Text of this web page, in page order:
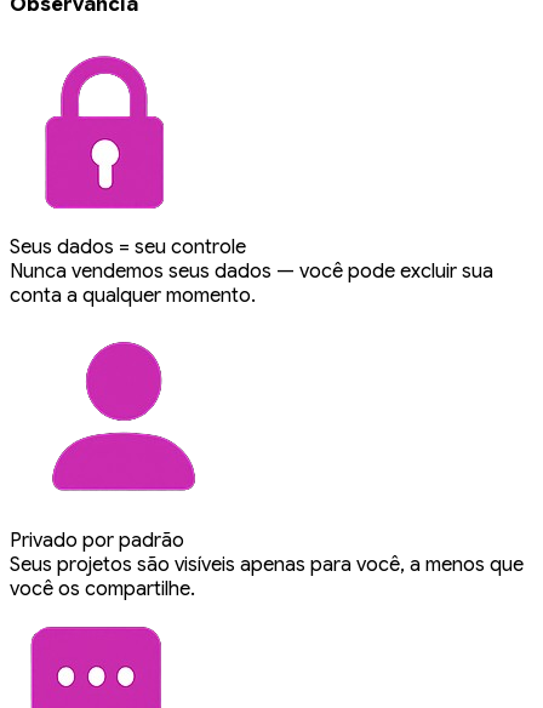
Observância
Seus dados = seu controle
Nunca vendemos seus dados — você pode excluir sua
conta a qualquer momento.
Privado por padrão
Seus projetos são visíveis apenas para você, a menos que
você os compartilhe.